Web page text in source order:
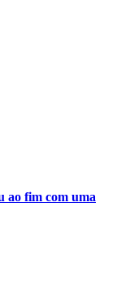
ao fim com uma